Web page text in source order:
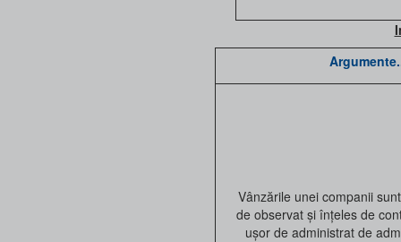
Vânzările unei companii
de observat și înțeles de
ușor de administrat de